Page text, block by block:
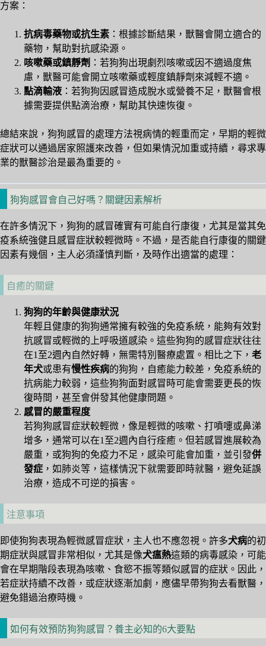
方案：
抗病毒藥物或抗生素 ：根據診斷結果，獸醫會開立適合的
藥物，幫助對抗感染源。
咳嗽藥或鎮靜劑 ：若狗狗出現劇烈咳嗽或因不適過度焦
慮，獸醫可能會開立咳嗽藥或輕度鎮靜劑來減輕不適。
點滴輸液 ：若狗狗因感冒造成脫水或營養不足，獸醫會根
據需要提供點滴治療，幫助其快速恢復。
總結來說，狗狗感冒的處理方法視病情的輕重而定，早期的輕微
症狀可以通過居家照護來改善，但如果情況加重或持續，尋求專
業的獸醫診治是最為重要的。
狗狗感冒會自己好嗎？關鍵因素解析
在許多情況下，狗狗的感冒確實有可能自行康復，尤其是當其免
疫系統強健且感冒症狀較輕微時。不過，是否能自行康復的關鍵
因素有幾個，主人必須謹慎判斷，及時作出適當的處理：
自癒的關鍵
狗狗的年齡與健康狀況
年輕且健康的狗狗通常擁有較強的免疫系統，能夠有效對
抗感冒或輕微的上呼吸道感染。這些狗狗的感冒症狀往往
在1至2週內自然好轉，無需特別醫療處置。相比之下， 老
年犬或患有慢性疾病的狗狗，自癒能力較差，免疫系統的
抗病能力較弱，這些狗狗面對感冒時可能會需要更長的恢
復時間，甚至會併發其他健康問題。
感冒的嚴重程度
若狗狗感冒症狀較輕微，像是輕微的咳嗽、打噴嚏或鼻涕
增多，通常可以在1至2週內自行痊癒。但若感冒進展較為
嚴重，或狗狗的免疫力不足，感染可能會加重，並引發併
發症 ，如肺炎等，這樣情況下就需要即時就醫，避免延誤
治療，造成不可逆的損害。
注意事項
即使狗狗表現為輕微感冒症狀，主人也不應忽視。許多犬病的初
期症狀與感冒非常相似，尤其是像犬瘟熱這類的病毒感染，可能
會在早期階段表現為咳嗽、食慾不振等類似感冒的症狀。因此，
若症狀持續不改善，或症狀逐漸加劇，應儘早帶狗狗去看獸醫，
避免錯過治療時機。
如何有效預防狗狗感冒？養主必知的6大要點